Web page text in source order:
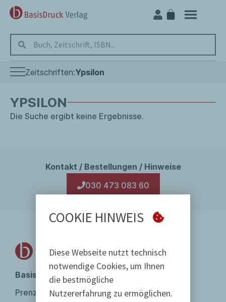
Zeitschriften:Ypsilon
Abwärts
YPSILON
Die Suche ergibt keine Ergebnisse.
Kontakt / Bestellungen / Hinweise
030 473 083 60
BasisDruck Verlag GmbH
Prenzlauer Promenade 4
COOKIE HINWEIS
Diese Webseite nutzt technisch
notwendige Cookies, um Ihnen
die bestmögliche
Nutzererfahrung zu ermöglichen.